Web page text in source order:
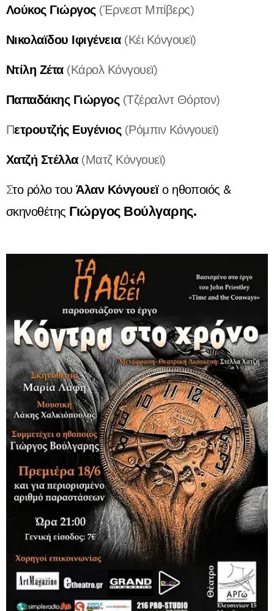
Λούκος Γιώργος(Έρνεστ Μπίβερς)
Νικολαϊδου Ιφιγένεια(Κέι Κόνγουεϊ)
Ντίλη Ζέτα(Κάρολ Κόνγουεϊ)
Παπαδάκης Γιώργος(Τζέραλντ Θόρτον)
Πετρουτζής Ευγένιος (Ρόμπιν Κόνγουεϊ)
Χατζή Στέλλα(Ματζ Κόνγουεϊ)
Στο ρόλο του Άλαν Κόνγουεϊο ηθοποιός &
σκηνοθέτης Γιώργος Βούλγαρης.